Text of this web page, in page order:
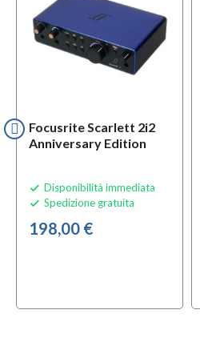
Focusrite Scarlett 2i2
Anniversary Edition
 Disponibilità immediata
 Spedizione gratuita
198,00 €